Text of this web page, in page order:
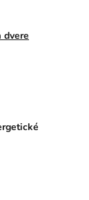
dvere